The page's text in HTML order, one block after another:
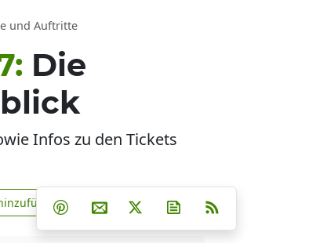
und Auftritte
Die
Infos zu den Tickets
zu Google hinzufügen
Teilen auf Facebook
Teilen auf Whatsapp
Teilen auf Telegram
Teilen auf Pinterest
Per E-Mail teilen
Post auf XNewsletter